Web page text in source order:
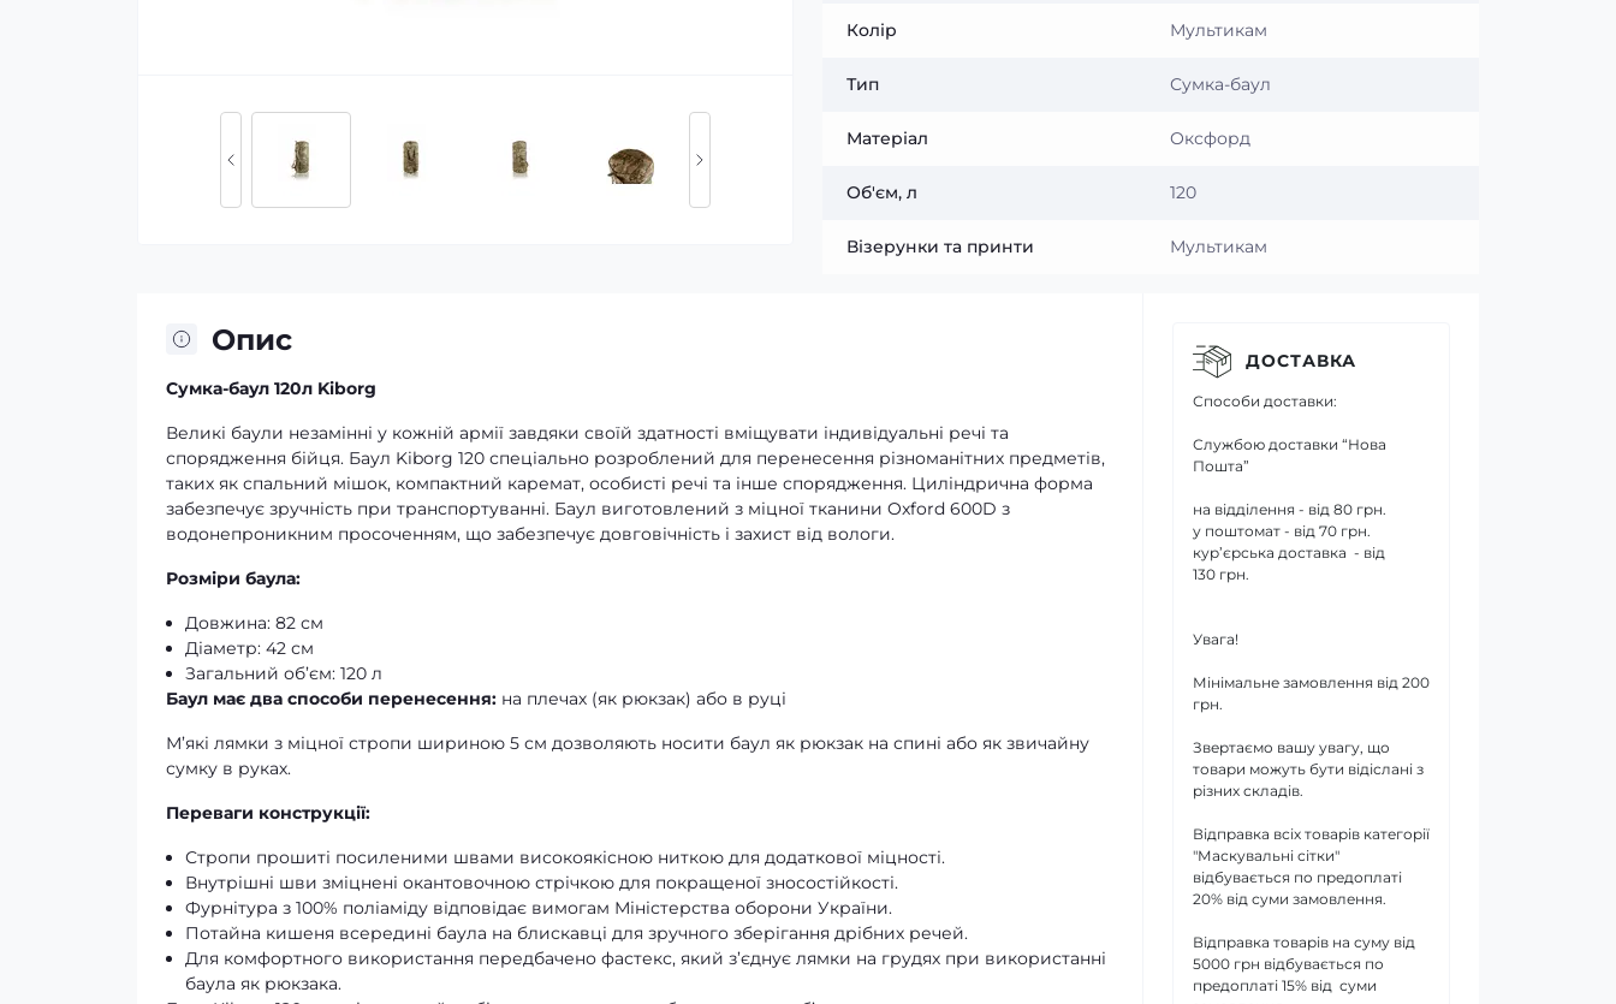
Колір Мультикам
Тип Сумка-баул
Матеріал Оксфорд
Об'єм, л 120
Візерунки та принти Мультикам
Опис
Сумка-баул 120л Kiborg
Великі баули незамінні у кожній армії завдяки своїй здатності вміщувати індивідуальні речі та
спорядження бійця. Баул Kiborg 120 спеціально розроблений для перенесення різноманітних предметів,
таких як спальний мішок, компактний каремат, особисті речі та інше спорядження. Циліндрична форма
забезпечує зручність при транспортуванні. Баул виготовлений з міцної тканини Oxford 600D з
водонепроникним просоченням, що забезпечує довговічність і захист від вологи.
Розміри баула:
Довжина: 82 см
Діаметр: 42 см
Загальний об’єм: 120 л
Баул має два способи перенесення: на плечах (як рюкзак) або в руці
М’які лямки з міцної стропи шириною 5 см дозволяють носити баул як рюкзак на спині або як звичайну
сумку в руках.
Переваги конструкції:
Стропи прошиті посиленими швами високоякісною ниткою для додаткової міцності.
Внутрішні шви зміцнені окантовочною стрічкою для покращеної зносостійкості.
Фурнітура з 100% поліаміду відповідає вимогам Міністерства оборони України.
Потайна кишеня всередині баула на блискавці для зручного зберігання дрібних речей.
Для комфортного використання передбачено фастекс, який з’єднує лямки на грудях при використанні
баула як рюкзака.
ДОСТАВКА
Способи доставки:
Службою доставки “Нова
Пошта”
на відділення - від 80 грн.
у поштомат - від 70 грн.
кур’єрська доставка - від
130 грн.
Увага!
Мінімальне замовлення від 200
грн.
Звертаємо вашу увагу, що
товари можуть бути відіслані з
різних складів.
Відправка всіх товарів категорії
"Маскувальні сітки"
відбувається по предоплаті
20% від суми замовлення.
Відправка товарів на суму від
5000 грн відбувається по
предоплаті 15% від суми